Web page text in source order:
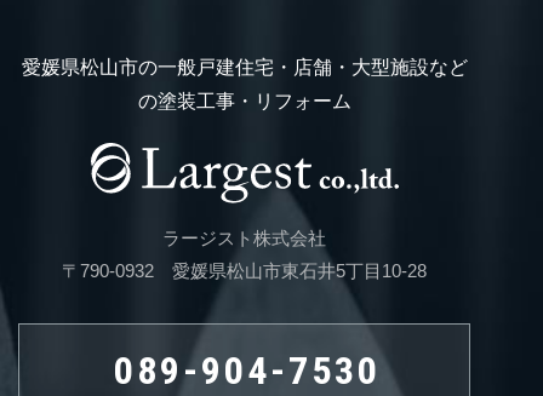
愛媛県松山市の一般戸建住宅・店舗・大型施設など
の塗装工事・リフォーム
ラージスト株式会社
〒790-0932 愛媛県松山市東石井5丁目10-28
089-904-7530